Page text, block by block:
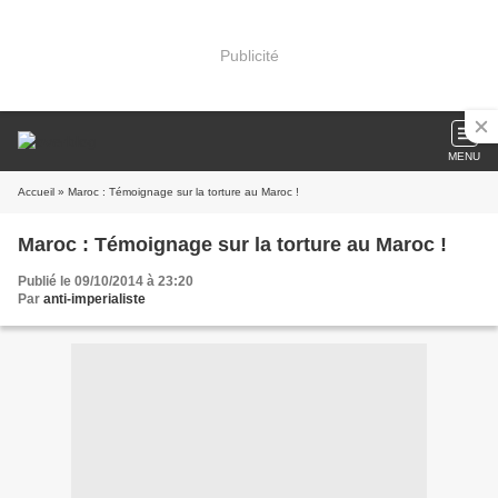
Publicité
MENU
Accueil » Maroc : Témoignage sur la torture au Maroc !
Maroc : Témoignage sur la torture au Maroc !
Publié le 09/10/2014 à 23:20
Par anti-imperialiste